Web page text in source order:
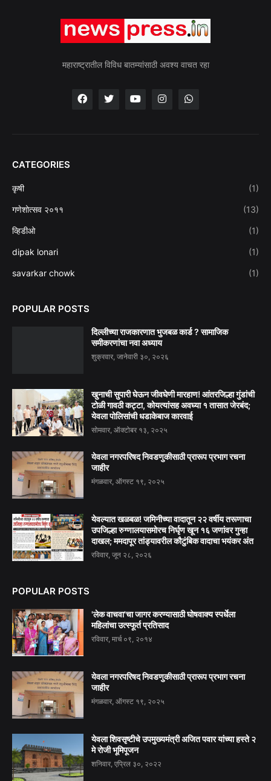
महाराष्ट्रातील विविध बातम्यांसाठी अवश्य वाचत रहा
CATEGORIES
कृषी (1)
गणेशोत्सव २०११ (13)
व्हिडीओ (1)
dipak lonari (1)
savarkar chowk (1)
POPULAR POSTS
दिल्लीच्या राजकारणात भुजबळ कार्ड ? सामाजिक
समीकरणांचा नवा अध्याय
शुक्रवार, जानेवारी ३०, २०२६
खुनाची सुपारी घेऊन जीवघेणी मारहाण! आंतरजिल्हा गुंडांची
टोळी गावठी कट्टा, कोयत्यांसह अवघ्या १ तासात जेरबंद;
येवला पोलिसांची धडाकेबाज कारवाई
सोमवार, ऑक्टोबर १३, २०२५
येवला नगरपरिषद निवडणुकीसाठी प्रारूप प्रभाग रचना
जाहीर
मंगळवार, ऑगस्ट १९, २०२५
येवल्यात खळबळ! जमिनीच्या वादातून २२ वर्षीय तरूणाचा
उपजिल्हा रुग्णालयासमोरच निर्घृण खून १६ जणांवर गुन्हा
दाखल; ममदापूर तांड्यावरील कौटुंबिक वादाचा भयंकर अंत
रविवार, जून २८, २०२६
POPULAR POSTS
'लेक वाचवा'चा जागर करण्यासाठी घोषवाक्य स्पर्धेला
महिलांचा उत्स्फूर्त प्रतिसाद
रविवार, मार्च ०९, २०१४
येवला नगरपरिषद निवडणुकीसाठी प्रारूप प्रभाग रचना
जाहीर
मंगळवार, ऑगस्ट १९, २०२५
येवला शिवसृष्टीचे उपमुख्यमंत्री अजित पवार यांच्या हस्ते २
मे रोजी भूमिपूजन
शनिवार, एप्रिल ३०, २०२२